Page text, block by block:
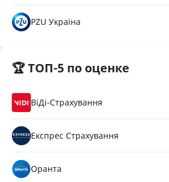
PZU Україна
🏆 ТОП-5 по оценке
ВіДі-Страхування
Експрес Страхування
Оранта